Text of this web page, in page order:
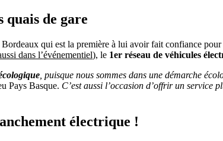
quais de gare
qui est la première à lui avoir fait confiance
dans l’événementiel), le 1er réseau de véhicules
, puisque nous sommes dans une démarche
Pays Basque. C’est aussi l’occasion d’offrir un service
électrique !